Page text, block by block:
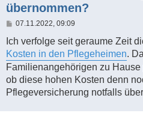
übernommen?
B
i
r
a
g
07.11.2022, 09:09
Ich verfolge seit geraume Zeit
Kosten in den Pflegeheimen.
Familienangehörigen zu
ob diese hohen Kosten denn
Pflegeversicherung notfalls